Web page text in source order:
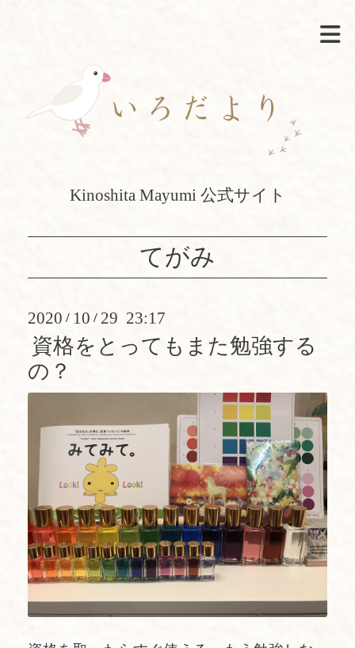
Kinoshita Mayumi 公式サイト
てがみ
2020 / 10 / 29 23:17
資格をとってもまた勉強する
の？